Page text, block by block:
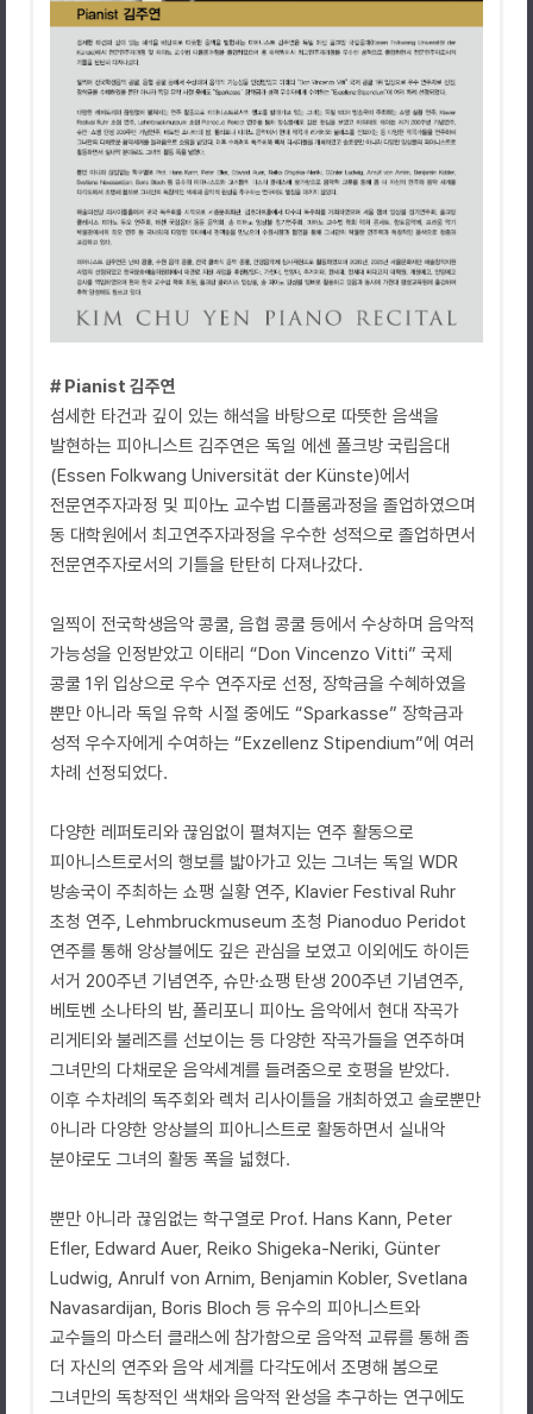
# Pianist 김주연
섬세한 타건과 깊이 있는 해석을 바탕으로 따뜻한 음색을
발현하는 피아니스트 김주연은 독일 에센 폴크방 국립음대
(Essen Folkwang Universität der Künste)에서
전문연주자과정 및 피아노 교수법 디플롬과정을 졸업하였으며
동 대학원에서 최고연주자과정을 우수한 성적으로 졸업하면서
전문연주자로서의 기틀을 탄탄히 다져나갔다.
일찍이 전국학생음악 콩쿨, 음협 콩쿨 등에서 수상하며 음악적
가능성을 인정받았고 이태리 “Don Vincenzo Vitti” 국제
콩쿨 1위 입상으로 우수 연주자로 선정, 장학금을 수혜하였을
뿐만 아니라 독일 유학 시절 중에도 “Sparkasse” 장학금과
성적 우수자에게 수여하는 “Exzellenz Stipendium”에 여러
차례 선정되었다.
다양한 레퍼토리와 끊임없이 펼쳐지는 연주 활동으로
피아니스트로서의 행보를 밟아가고 있는 그녀는 독일 WDR
방송국이 주최하는 쇼팽 실황 연주, Klavier Festival Ruhr
초청 연주, Lehmbruckmuseum 초청 Pianoduo Peridot
연주를 통해 앙상블에도 깊은 관심을 보였고 이외에도 하이든
서거 200주년 기념연주, 슈만·쇼팽 탄생 200주년 기념연주,
베토벤 소나타의 밤, 폴리포니 피아노 음악에서 현대 작곡가
리게티와 불레즈를 선보이는 등 다양한 작곡가들을 연주하며
그녀만의 다채로운 음악세계를 들려줌으로 호평을 받았다.
이후 수차례의 독주회와 렉처 리사이틀을 개최하였고 솔로뿐만
아니라 다양한 앙상블의 피아니스트로 활동하면서 실내악
분야로도 그녀의 활동 폭을 넓혔다.
뿐만 아니라 끊임없는 학구열로 Prof. Hans Kann, Peter
Efler, Edward Auer, Reiko Shigeka-Neriki, Günter
Ludwig, Anrulf von Arnim, Benjamin Kobler, Svetlana
Navasardijan, Boris Bloch 등 유수의 피아니스트와
교수들의 마스터 클래스에 참가함으로 음악적 교류를 통해 좀
더 자신의 연주와 음악 세계를 다각도에서 조명해 봄으로
그녀만의 독창적인 색채와 음악적 완성을 추구하는 연구에도